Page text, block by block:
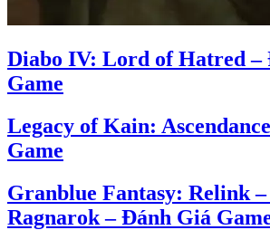
Diabo IV: Lord of Hatred –
Game
Legacy of Kain:
Game
Granblue Fantasy: Relink –
Ragnarok – Đánh Giá